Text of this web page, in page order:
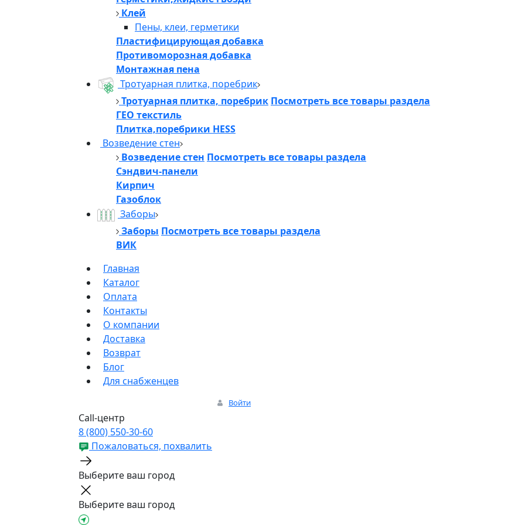
Клей
Пены, клеи, герметики
Пластифицирующая добавка
Противоморозная добавка
Монтажная пена
Тротуарная плитка, поребрик
Тротуарная плитка, поребрик Посмотреть все товары раздела
ГЕО текстиль
Плитка,поребрики HESS
Возведение стен
Возведение стен Посмотреть все товары раздела
Сэндвич-панели
Кирпич
Газоблок
Заборы
Заборы Посмотреть все товары раздела
ВИК
Главная
Каталог
Оплата
Контакты
О компании
Доставка
Возврат
Блог
Для снабженцев
Войти
Call-центр
8 (800) 550-30-60
Пожаловаться, похвалить
Выберите ваш город
Выберите ваш город